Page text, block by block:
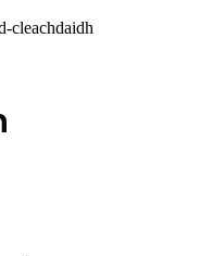
cleachdaidh